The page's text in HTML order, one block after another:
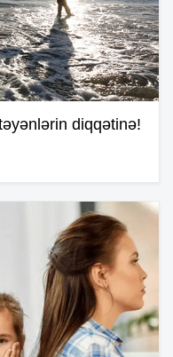
diqqətinə!